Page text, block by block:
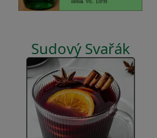
Sudový Svařák